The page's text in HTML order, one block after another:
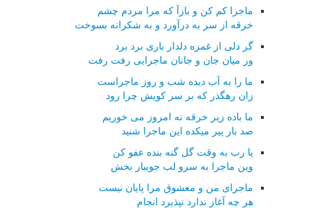
ماجرا کم کن و بازآ که مرا مردم چشم
خرقه از سر به درآورد و به شکرانه بسوخت
گر دلی از غمزه دلدار باری برد برد
ور میان جان و جانان ماجرایی رفت رفت
ما را به آب دیده شب و روز ماجراست
زان رهگذر که بر سر کویش چرا رود
ما باده زیر خرقه نه امروز می خوریم
صد بار پیر میکده این ماجرا شنید
یا رب به وقت گل گنه بنده عفو کن
وین ماجرا به سرو لب جویبار بخش
ماجرای من و معشوق مرا پایان نیست
هر چه آغاز ندارد نپذیرد انجام